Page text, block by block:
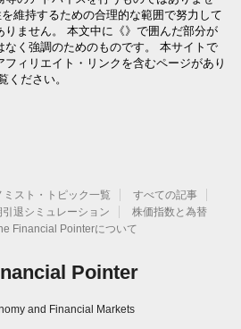
維持するための合理的な範囲で努力して
りません。 本文中に《》で囲んだ部分が
く強調のためのものです。 本サイトで
ィリエイト・リンクを含むページがあり
ください。
スト・トピック一覧
すべての記事
引退シミュレーション
株価指数と為替
Financial Pointerについて
Pointer
and Financial Markets